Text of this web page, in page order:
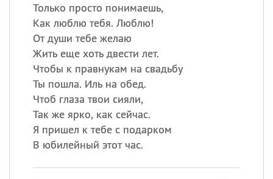
Только просто понимаешь,
Как люблю тебя. Люблю!
От души тебе желаю
Жить еще хоть двести лет.
Чтобы к правнукам на свадьбу
Ты пошла. Иль на обед.
Чтоб глаза твои сияли,
Так же ярко, как сейчас.
Я пришел к тебе с подарком
В юбилейный этот час.